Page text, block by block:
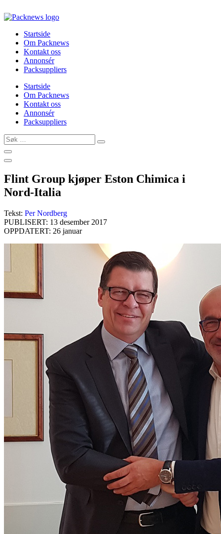
to
Startside
Om Packnews
Kontakt oss
Annonsér
Packsuppliers
Startside
Om Packnews
Kontakt oss
Annonsér
Packsuppliers
Søk
…
Flint Group kjøper Eston Chimica i
Nord-Italia
Tekst: Per Nordberg
PUBLISERT: 13 desember 2017
OPPDATERT: 26 januar